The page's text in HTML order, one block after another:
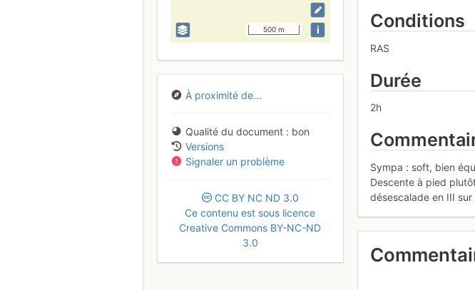
500 m i
À proximité de...
Qualité du document
bon
Versions
Signaler un problème
CC BY NC ND 3.0
Ce contenu est sous licence
Creative Commons BY-NC-ND
3.0
Conditions
RAS
Durée
2h
Sympa : soft, bien
Descente à pied
désescalade en III sur